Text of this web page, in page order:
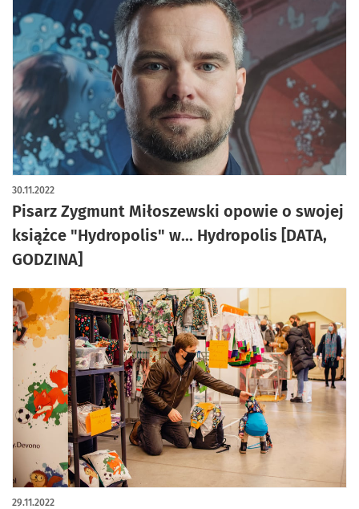
Pisarz Zygmunt Miłoszewski opowie o swojej
książce "Hydropolis" w... Hydropolis [DATA,
GODZINA]
30.11.2022
29.11.2022